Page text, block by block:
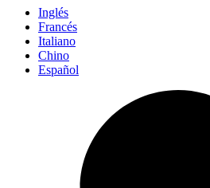
Inglés
Francés
Italiano
Chino
Español